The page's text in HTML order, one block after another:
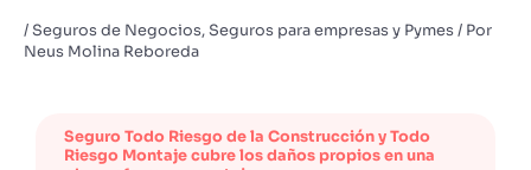
/Seguros de Negocios,Seguros para empresas y Pymes/ Por
Neus Molina Reboreda
Seguro Todo Riesgo de la Construcción y Todo
Riesgo Montaje cubre los daños propios en una